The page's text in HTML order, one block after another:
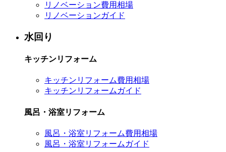
リノベーション費用相場
リノベーションガイド
水回り
キッチンリフォーム
キッチンリフォーム費用相場
キッチンリフォームガイド
風呂・浴室リフォーム
風呂・浴室リフォーム費用相場
風呂・浴室リフォームガイド